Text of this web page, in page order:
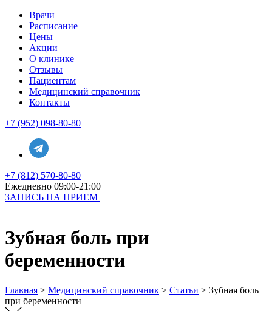
Врачи
Расписание
Цены
Акции
О клинике
Отзывы
Пациентам
Медицинский справочник
Контакты
+7 (952) 098-80-80
+7 (812) 570-80-80
Ежедневно 09:00-21:00
ЗАПИСЬ НА ПРИЕМ
Зубная боль при
беременности
Главная > Медицинский справочник > Статьи > Зубная боль
при беременности